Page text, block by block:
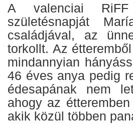
A valenciai RiFF
születésnapját
családjával, az
torkollt. Az
mindannyian
46 éves anya pedig
édesapának nem
ahogy az
akik közül többen